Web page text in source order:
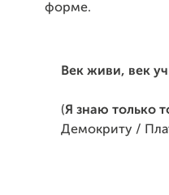
форме.
Век живи, век
(Я знаю только
Демокриту /